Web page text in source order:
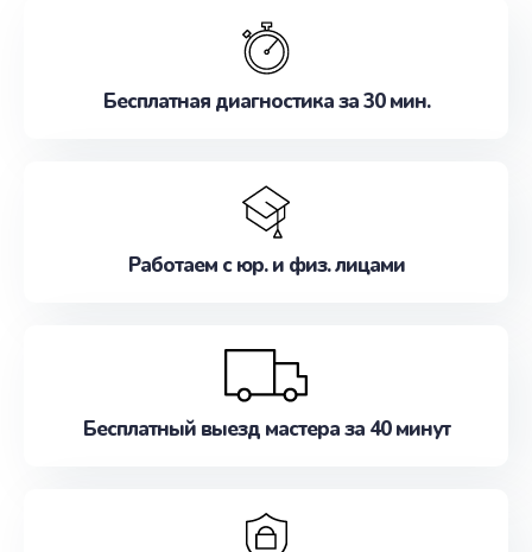
Бесплатная диагностика за 30 мин.
Работаем с юр. и физ. лицами
Бесплатный выезд мастера за 40 минут